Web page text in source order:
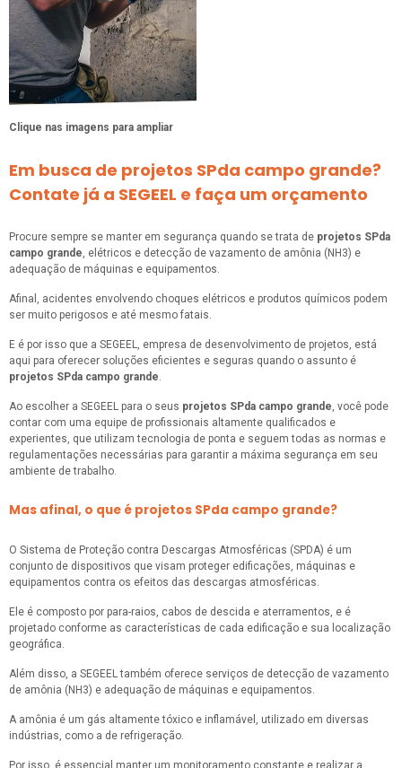
Clique nas imagens para ampliar
Em busca de projetos SPda campo grande?
Contate já a SEGEEL e faça um orçamento
Procure sempre se manter em segurança quando se trata de projetos SPda
campo grande, elétricos e detecção de vazamento de amônia (NH3) e
adequação de máquinas e equipamentos.
Afinal, acidentes envolvendo choques elétricos e produtos químicos podem
ser muito perigosos e até mesmo fatais.
E é por isso que a SEGEEL, empresa de desenvolvimento de projetos, está
aqui para oferecer soluções eficientes e seguras quando o assunto é
projetos SPda campo grande.
Ao escolher a SEGEEL para o seus projetos SPda campo grande, você pode
contar com uma equipe de profissionais altamente qualificados e
experientes, que utilizam tecnologia de ponta e seguem todas as normas e
regulamentações necessárias para garantir a máxima segurança em seu
ambiente de trabalho.
Mas afinal, o que é projetos SPda campo grande?
O Sistema de Proteção contra Descargas Atmosféricas (SPDA) é um
conjunto de dispositivos que visam proteger edificações, máquinas e
equipamentos contra os efeitos das descargas atmosféricas.
Ele é composto por para-raios, cabos de descida e aterramentos, e é
projetado conforme as características de cada edificação e sua localização
geográfica.
Além disso, a SEGEEL também oferece serviços de detecção de vazamento
de amônia (NH3) e adequação de máquinas e equipamentos.
A amônia é um gás altamente tóxico e inflamável, utilizado em diversas
indústrias, como a de refrigeração.